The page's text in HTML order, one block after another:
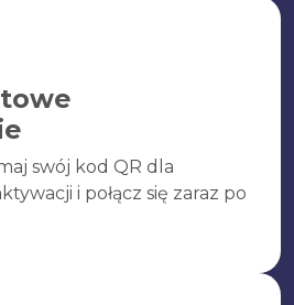
swój kod QR dla
i połącz się zaraz po